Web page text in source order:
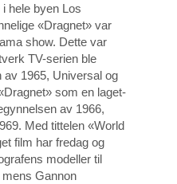
hele byen Los
«Dragnet» var
show. Dette var
TV-serien ble
av 1965, Universal og
som en laget-
av 1966,
Med tittelen «World
film har fredag ​​og
modeller til
Gannon